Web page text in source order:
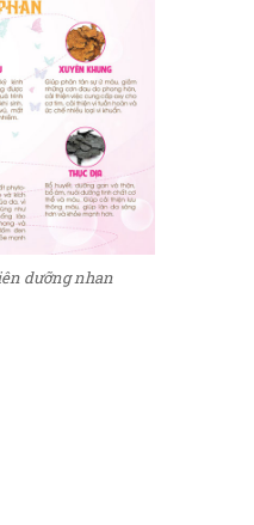
dưỡng nhan